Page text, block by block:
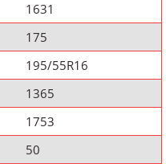
1631
175
195/55R16
1365
1753
50